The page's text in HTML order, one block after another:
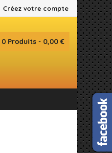
Créez votre compte
0 Produits - 0,00 €